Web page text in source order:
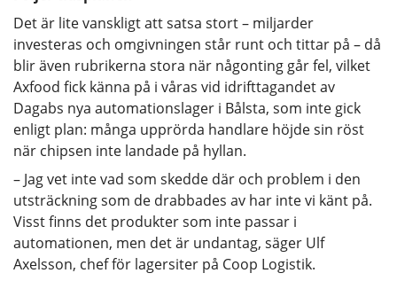
Det är lite vanskligt att satsa stort – miljarder
investeras och omgivningen står runt och tittar på – då
blir även rubrikerna stora när någonting går fel, vilket
Axfood fick känna på i våras vid idrifttagandet av
Dagabs nya automationslager i Bålsta, som inte gick
enligt plan: många upprörda handlare höjde sin röst
när chipsen inte landade på hyllan.
– Jag vet inte vad som skedde där och problem i den
utsträckning som de drabbades av har inte vi känt på.
Visst finns det produkter som inte passar i
automationen, men det är undantag, säger Ulf
Axelsson, chef för lagersiter på Coop Logistik.